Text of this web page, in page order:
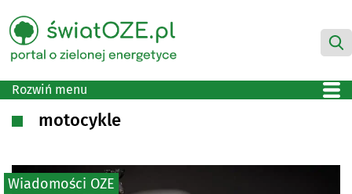
Rozwiń menu
motocykle
Wiadomości OZE